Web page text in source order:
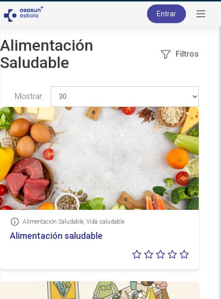
Entrar
Alimentación
Saludable
Filtros
Mostrar:
Información
Alimentación Saludable, Vida saludable
Alimentación saludable